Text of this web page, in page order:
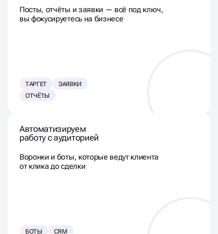
Посты, отчёты и заявки — всё под ключ,
вы фокусируетесь на бизнесе
ТАРГЕТ
ЗАЯВКИ
ОТЧЁТЫ
Автоматизируем
работу с аудиторией
Воронки и боты, которые ведут клиента
от клика до сделки
БОТЫ
CRM